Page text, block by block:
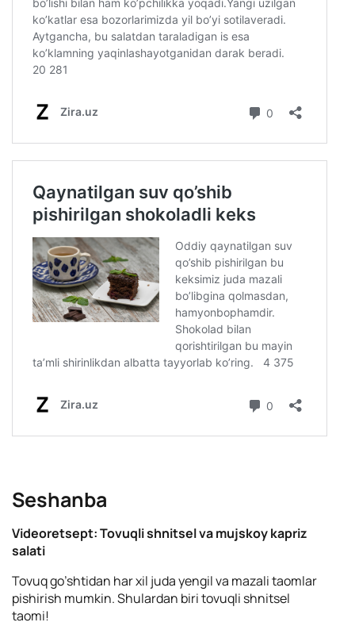
Seshanba
Videoretsept: Tovuqli shnitsel va mujskoy kapriz
salati
Tovuq go’shtidan har xil juda yengil va mazali taomlar
pishirish mumkin. Shulardan biri tovuqli shnitsel
taomi!